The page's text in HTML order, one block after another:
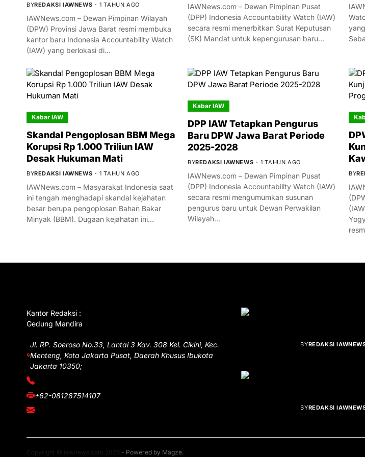
BYREDAKSI IAWNEWS 1 TAHUN AGO
IAWNews.com – Dewan Pimpinan Wilayah
(DPW) Provinsi Jawa Barat resmi membuka
kantor baru Indonesia Accountability Watch
(IAW) yang berlokasi di…
IAWNews.com – Dewan Pimpinan Pusat
(DPP) Indonesia Accountability Watch (IAW)
secara resmi menerbitkan Surat Keputusan
(SK) Mandat untuk kepengurusan baru…
Kabar IAW
Skandal Pengoplosan BBM Mega
Korupsi Rp 1.000 Triliun IAW
Desak Hukuman Mati
BYREDAKSI IAWNEWS 1 TAHUN AGO
IAWNews.com – Masyarakat Indonesia saat
ini tengah menghadapi skandal kejahatan
besar berupa pengoplosan Bahan Bakar
Minyak (BBM). Dugaan kejahatan ini…
Kabar IAW
DPP IAW Tetapkan Pengurus
Baru DPW Jawa Barat Periode
2025-2028
BYREDAKSI IAWNEWS 1 TAHUN AGO
IAWNews.com – Dewan Pimpinan Pusat
(DPP) Indonesia Accountability Watch (IAW)
secara resmi mengumumkan susunan
pengurus baru untuk Dewan Perwakilan
Wilayah…
BY
Kantor Redaksi :
Gedung Mandira
Jl. RP. Soeroso No.33, Lantai 3 Kav. 308 Kel. Cikini, Kec.
Menteng, Kota Jakarta Pusat, Daerah Khusus Ibukota
Jakarta 10350;
+62-081287514107
BYREDAKSI
BYREDAKSI
Copyright © iawnews.com 2026 - Powered by Magze.